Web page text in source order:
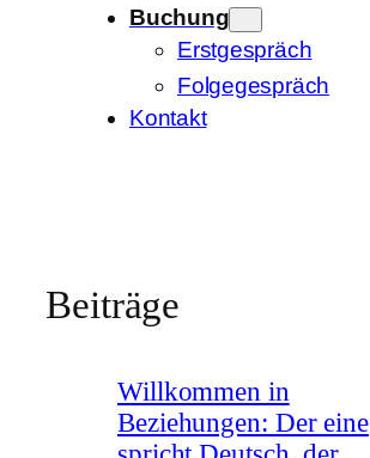
Buchung
Erstgespräch
Folgegespräch
Kontakt
Beiträge
Willkommen in
Beziehungen: Der eine